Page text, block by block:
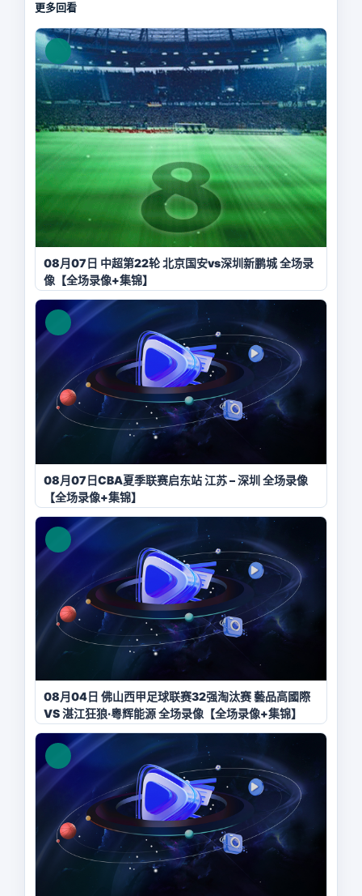
更多回看
08月07日 中超第22轮 北京国安vs深圳新鹏城 全场录
像【全场录像+集锦】
08月07日CBA夏季联赛启东站 江苏 – 深圳 全场录像
【全场录像+集锦】
08月04日 佛山西甲足球联赛32强淘汰赛 藝品高國際
VS 湛江狂狼·粵辉能源 全场录像【全场录像+集锦】